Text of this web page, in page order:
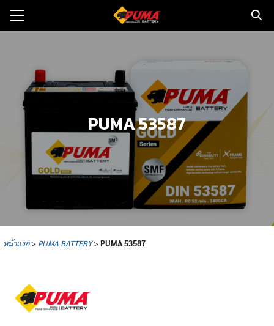
Skip
อรี่รถยนต์
มและข่าว
จำหน่าย
บเรา
PUMA 53587
หน้าแรก> PUMA BATTERY> PUMA53587